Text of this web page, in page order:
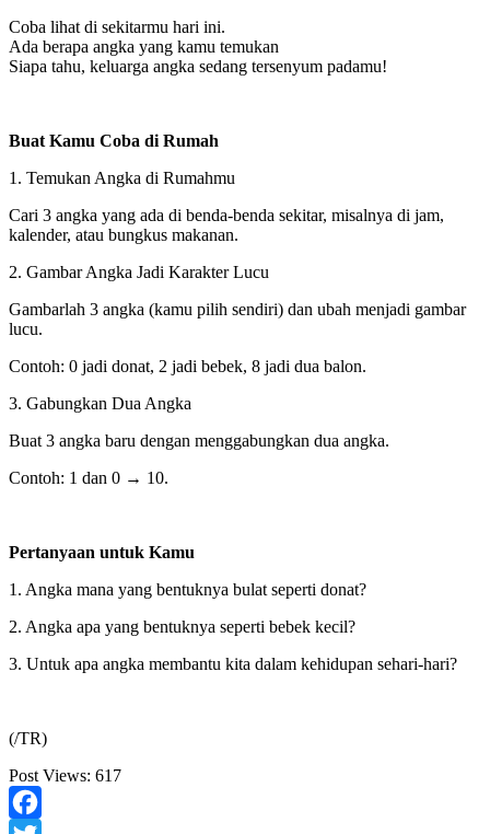
Coba lihat di sekitarmu hari ini.
Ada berapa angka yang kamu temukan
Siapa tahu, keluarga angka sedang tersenyum padamu!
Buat Kamu Coba di Rumah
1. Temukan Angka di Rumahmu
Cari 3 angka yang ada di benda-benda sekitar, misalnya di jam,
kalender, atau bungkus makanan.
2. Gambar Angka Jadi Karakter Lucu
Gambarlah 3 angka (kamu pilih sendiri) dan ubah menjadi gambar
lucu.
Contoh: 0 jadi donat, 2 jadi bebek, 8 jadi dua balon.
3. Gabungkan Dua Angka
Buat 3 angka baru dengan menggabungkan dua angka.
Contoh: 1 dan 0 → 10.
Pertanyaan untuk Kamu
1. Angka mana yang bentuknya bulat seperti donat?
2. Angka apa yang bentuknya seperti bebek kecil?
3. Untuk apa angka membantu kita dalam kehidupan sehari-hari?
(/TR)
Post Views: 617